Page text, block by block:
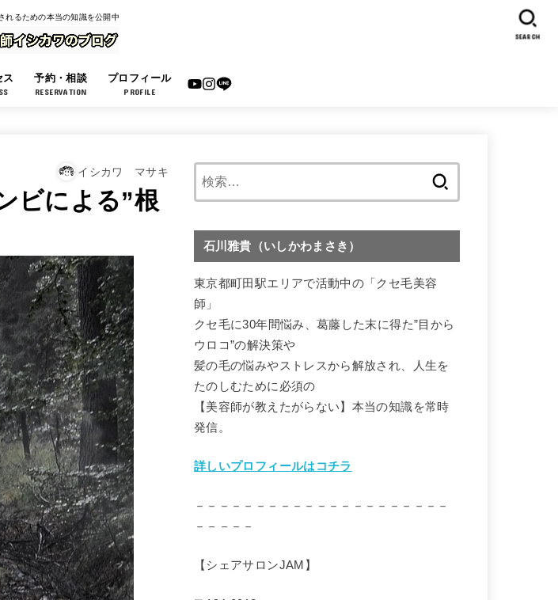
れるための本当の知識を公開中
ス 予約・相談
RESERVATION
プロフィール
PROFILE
SEARCH
イシカワ マサキ
ビによる”根
石川雅貴（いしかわまさき）
東京都町田駅エリアで活動中の「クセ毛美容
師」
クセ毛に30年間悩み、葛藤した末に得た”目から
ウロコ”の解決策や
髪の毛の悩みやストレスから解放され、人生を
たのしむために必須の
【美容師が教えたがらない】本当の知識を常時
発信。
詳しいプロフィールはコチラ
－－－－－－－－－－－－－－－－－－－－－
－－－－－
【シェアサロンJAM】